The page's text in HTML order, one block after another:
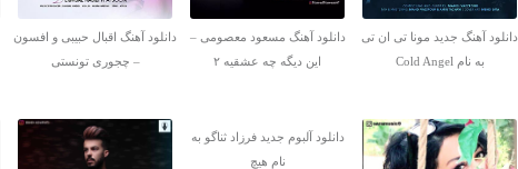
دانلود آهنگ جدید مونا تی ان تی
به نام Cold Angel
دانلود آهنگ مسعود معصومی –
این دیگه چه عشقیه ۲
دانلود آهنگ اقبال حبیبی و افسون
– چجوری تونستی
دانلود آلبوم جدید فرزاد ثناگو به
نام هیچ